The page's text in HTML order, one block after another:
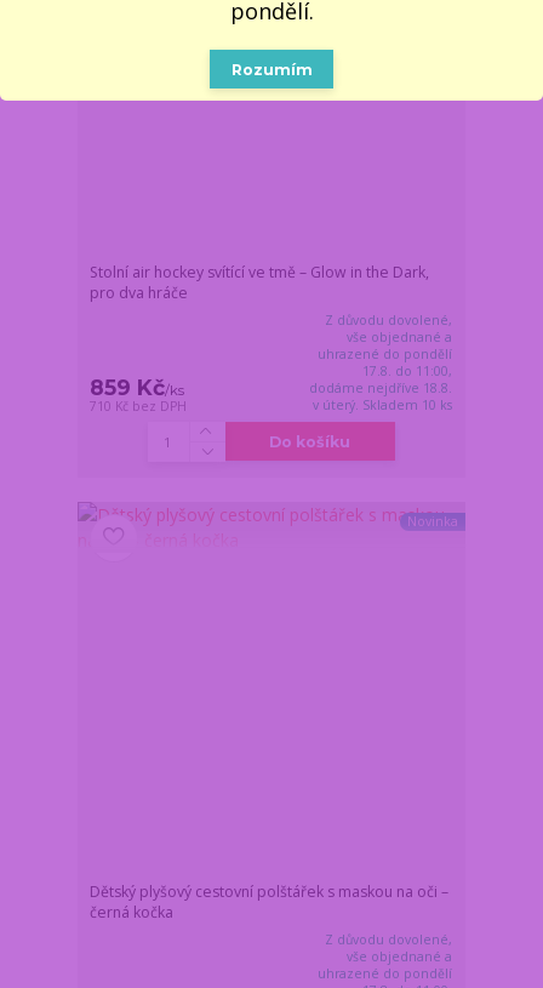
Stolní air hockey svítící ve tmě – Glow in the Dark,
pro dva hráče
859 Kč/ks
710 Kč bez DPH
Z důvodu dovolené,
vše objednané a
uhrazené do pondělí
17.8. do 11:00,
dodáme nejdříve 18.8.
v úterý. Skladem 10 ks
Do košíku
Novinka
Dětský plyšový cestovní polštářek s maskou na oči –
černá kočka
Z důvodu dovolené,
vše objednané a
uhrazené do pondělí
pondělí.
Rozumím